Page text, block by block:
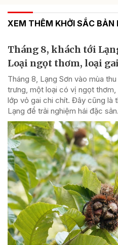
XEM THÊM KHỞI SẮC BẢN
Tháng 8, khách tới
Loại ngọt thơm, loại
Tháng 8, Lạng Sơn vào mùa
trưng, một loại có vị ngọt
lớp vỏ gai chi chít. Đây cũng là
Lạng để trải nghiệm hái đặc sản.